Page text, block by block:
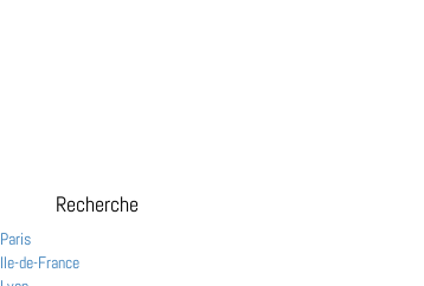
Recherche
Paris
Ile-de-France